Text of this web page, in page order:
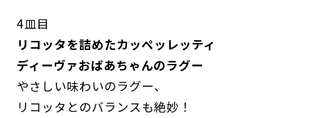
4皿目
リコッタを詰めたカッペッレッティ
ディーヴァおばあちゃんのラグー
やさしい味わいのラグー、
リコッタとのバランスも絶妙！